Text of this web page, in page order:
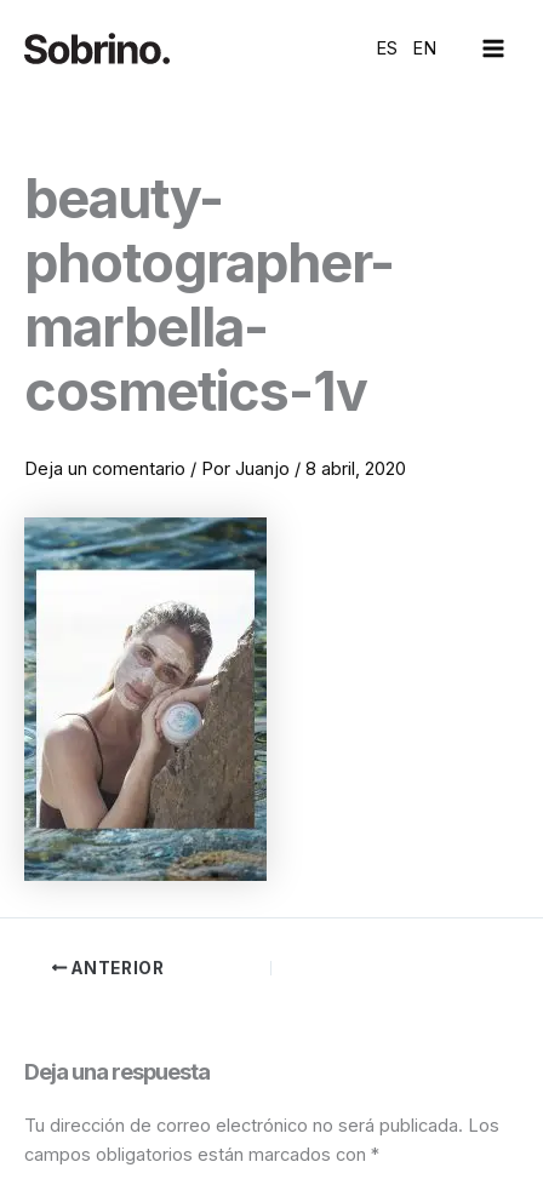
contenido
ES EN
beauty-
photographer-
marbella-
cosmetics-1v
Deja un comentario / Por Juanjo / 8 abril, 2020
ANTERIOR
Deja una respuesta
Tu dirección de correo electrónico no será publicada. Los
campos obligatorios están marcados con *